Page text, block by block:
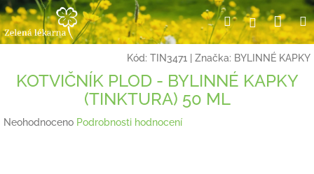
Přejít
na
obsah
HledatPřihlášení
Kód: TIN3471 Značka: BYLINNÉ KAPKY
KOTVIČNÍK PLOD - BYLINNÉ KAPKY
(TINKTURA) 50 ML
Průměrné
Neohodnoceno Podrobnosti hodnocení